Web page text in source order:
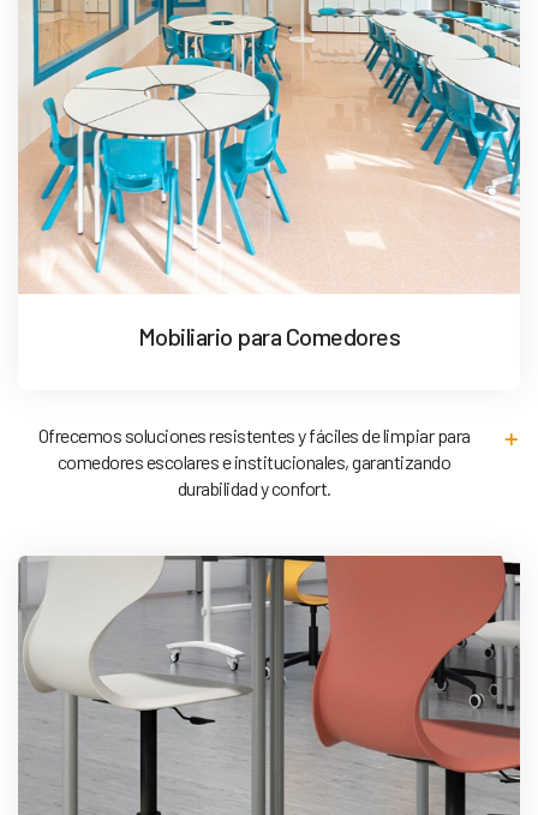
Mobiliario para Comedores
Ofrecemos soluciones resistentes y fáciles de limpiar para
comedores escolares e institucionales, garantizando
durabilidad y confort.